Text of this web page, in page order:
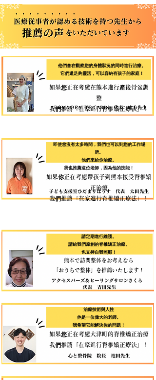
他們會在觀察您的身體狀況的同時進行治療。
它們還足夠靈活，可以容納有孩子的家庭！
如果您正在考慮在熊本進行產後骨盆調
整
我們推薦「在家進行脊椎矯正療法」！
即使您沒有太多時間，我們也可以到您的工作場
所。
他們來給你治療。
我也推薦這位老師，因為他的技能！
如果你正在考慮帶孩子到熊本接受脊椎矯
正治療
我們推薦「在家進行脊椎矯正療法」！
請定期進行維護。
請給我們原創的脊椎矯正治療。
也支持自我照顧！
熊本で訪問整体をお考えなら
​「おうちで整体」を推薦いたします！
治療技術與人性
他是一位偉大的老師。
我希望它能解決你的問題！
如果您正在考慮大津町的脊椎矯正治療
我們推薦「在家進行脊椎矯正療法」！